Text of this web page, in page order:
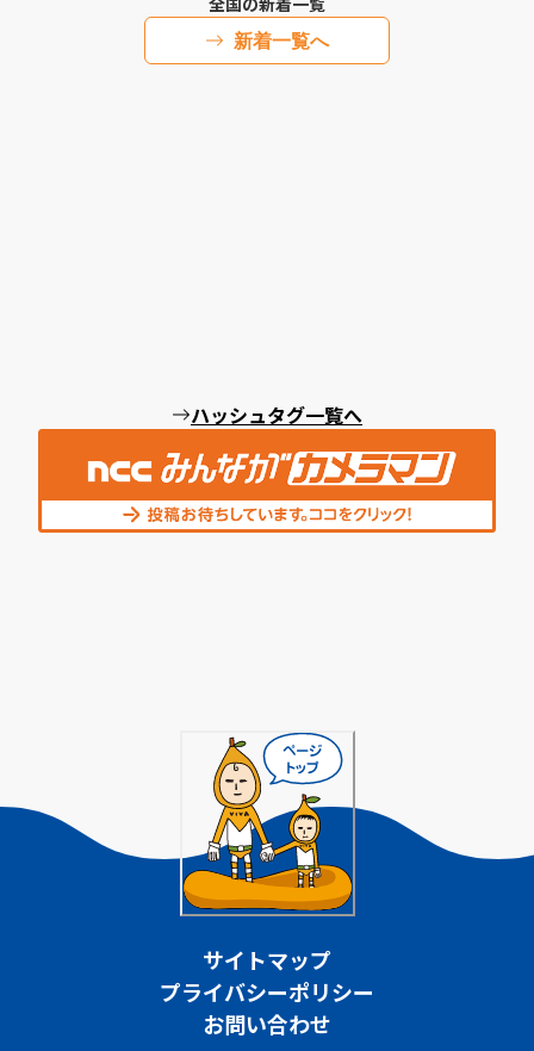
新着一覧へ
ハッシュタグ一覧へ
サイトマップ
プライバシーポリシー
お問い合わせ